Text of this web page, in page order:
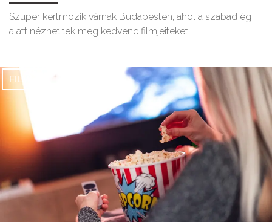
Szuper kertmozik várnak Budapesten, ahol a szabad ég
alatt nézhetitek meg kedvenc filmjeiteket.
FILMEK